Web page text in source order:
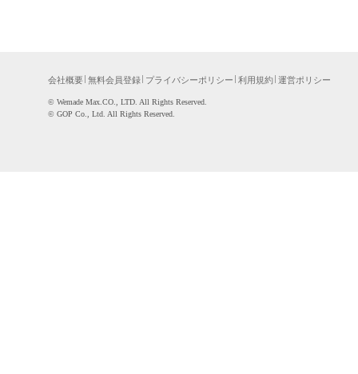
会社概要 無料会員登録 プライバシーポリシー 利用規約 運営ポリシー
©WemadeMax.CO.,LTD.AllRightsReserved.
©GOPCo.,Ltd.AllRightsReserved.